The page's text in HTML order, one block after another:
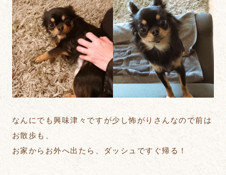
なんにでも興味津々ですが少し怖がりさんなので前は
お散歩も、
お家からお外へ出たら、ダッシュですぐ帰る！